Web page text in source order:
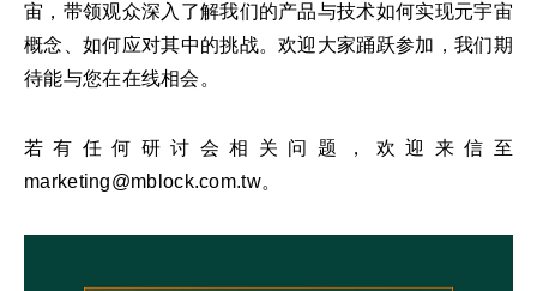
宙，带领观众深入了解我们的产品与技术如何实现元宇宙
概念、如何应对其中的挑战。欢迎大家踊跃参加，我们期
待能与您在在线相会。
若有任何研讨会相关问题，欢迎来信至
marketing@mblock.com.tw。